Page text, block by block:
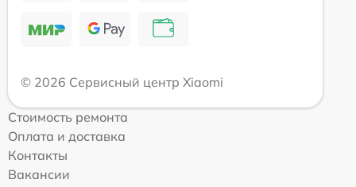
© 2026 Сервисный центр Xiaomi
Стоимость ремонта
Оплата и доставка
Контакты
Вакансии